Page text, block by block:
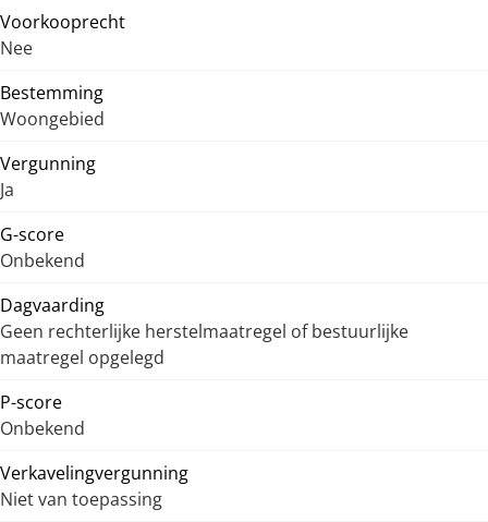
Voorkooprecht
Nee
Bestemming
Woongebied
Vergunning
Ja
G-score
Onbekend
Dagvaarding
Geen rechterlijke herstelmaatregel of bestuurlijke
maatregel opgelegd
P-score
Onbekend
Verkavelingvergunning
Niet van toepassing